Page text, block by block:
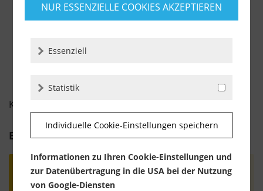
- +
KUNDENBEWERTUNGEN FÜR
Bewertung schreiben
Bewertungen werden nach Überprüfung
freigeschaltet.
NUR ESSENZIELLE COOKIES AKZEPTIEREN
Essenziell
Statistik
Individuelle Cookie-Einstellungen speichern
Informationen zu Ihren Cookie-Einstellungen und
zur Datenübertragung in die USA bei der Nutzung
von Google-Diensten